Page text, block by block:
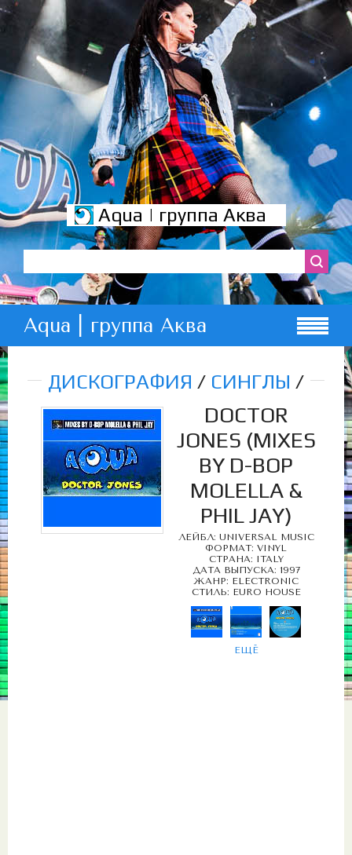
Aqua | группа Аква
Aqua | группа Аква
ДИСКОГРАФИЯ / СИНГЛЫ /
DOCTOR
JONES (MIXES
BY D-BOP
MOLELLA &
PHIL JAY)
ЛЕЙБЛ: UNIVERSAL MUSIC
ФОРМАТ: VINYL
СТРАНА: ITALY
ДАТА ВЫПУСКА: 1997
ЖАНР: ELECTRONIC
СТИЛЬ: EURO HOUSE
ЕЩЁ